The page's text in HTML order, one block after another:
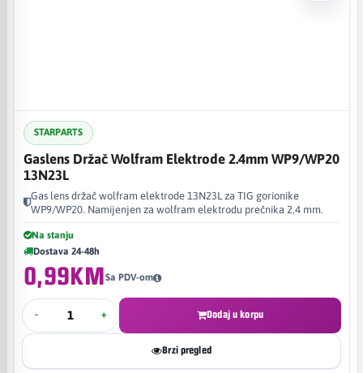
STARPARTS
Gaslens Držač Wolfram Elektrode 2.4mm WP9/WP20
13N23L
Gas lens držač wolfram elektrode 13N23L za TIG gorionike
WP9/WP20. Namijenjen za wolfram elektrodu prečnika 2,4 mm.
Na stanju
Dostava 24-48h
0,99KMSa PDV-om
- + Dodaj u korpu
Brzi pregled